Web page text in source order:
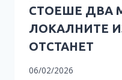
СТОЕШЕ ДВА
ЛОКАЛНИТЕ
ОТСТАНЕТ
06/02/2026